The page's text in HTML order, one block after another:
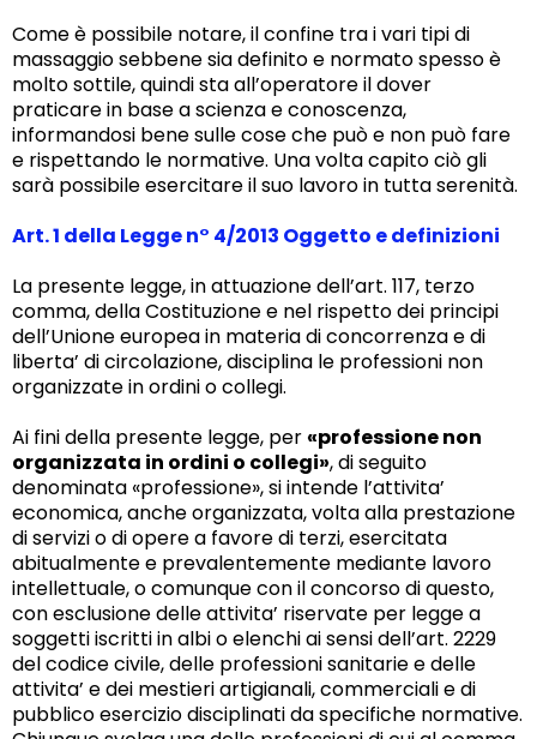
Come è possibile notare, il confine tra i vari tipi di
massaggio sebbene sia definito e normato spesso è
molto sottile, quindi sta all’operatore il dover
praticare in base a scienza e conoscenza,
informandosi bene sulle cose che può e non può fare
e rispettando le normative. Una volta capito ciò gli
sarà possibile esercitare il suo lavoro in tutta serenità.
Art. 1 della Legge n° 4/2013 Oggetto e definizioni
La presente legge, in attuazione dell’art. 117, terzo
comma, della Costituzione e nel rispetto dei principi
dell’Unione europea in materia di concorrenza e di
liberta’ di circolazione, disciplina le professioni non
organizzate in ordini o collegi.
Ai fini della presente legge, per «professione non
organizzata in ordini o collegi», di seguito
denominata «professione», si intende l’attivita’
economica, anche organizzata, volta alla prestazione
di servizi o di opere a favore di terzi, esercitata
abitualmente e prevalentemente mediante lavoro
intellettuale, o comunque con il concorso di questo,
con esclusione delle attivita’ riservate per legge a
soggetti iscritti in albi o elenchi ai sensi dell’art. 2229
del codice civile, delle professioni sanitarie e delle
attivita’ e dei mestieri artigianali, commerciali e di
pubblico esercizio disciplinati da specifiche normative.